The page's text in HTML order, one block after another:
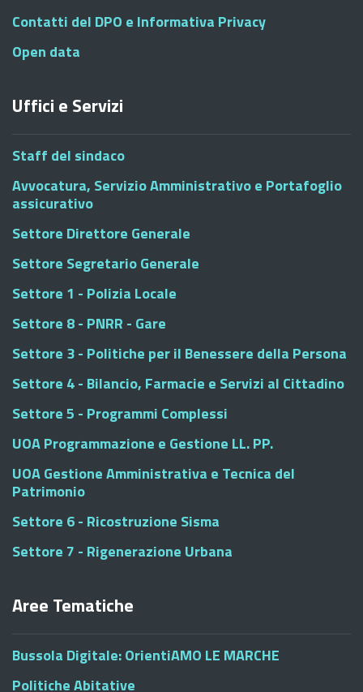
Contatti del DPO e Informativa Privacy
Open data
Uffici e Servizi
Staff del sindaco
Avvocatura, Servizio Amministrativo e Portafoglio
assicurativo
Settore Direttore Generale
Settore Segretario Generale
Settore 1 - Polizia Locale
Settore 8 - PNRR - Gare
Settore 3 - Politiche per il Benessere della Persona
Settore 4 - Bilancio, Farmacie e Servizi al Cittadino
Settore 5 - Programmi Complessi
UOA Programmazione e Gestione LL. PP.
UOA Gestione Amministrativa e Tecnica del
Patrimonio
Settore 6 - Ricostruzione Sisma
Settore 7 - Rigenerazione Urbana
Aree Tematiche
Bussola Digitale: OrientiAMO LE MARCHE
Politiche Abitative